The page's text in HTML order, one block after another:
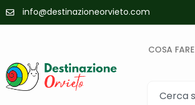
info@destinazioneorvieto.com
COSA FARE